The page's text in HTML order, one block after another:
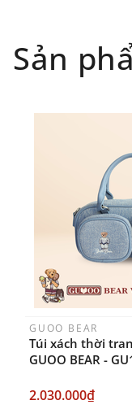
Đối
hàng
Thời gian
TPHCM,
ngày sau khi
Sản
GUOO BEAR
Túi xách thời
GUOO BEAR -
2.030.000₫